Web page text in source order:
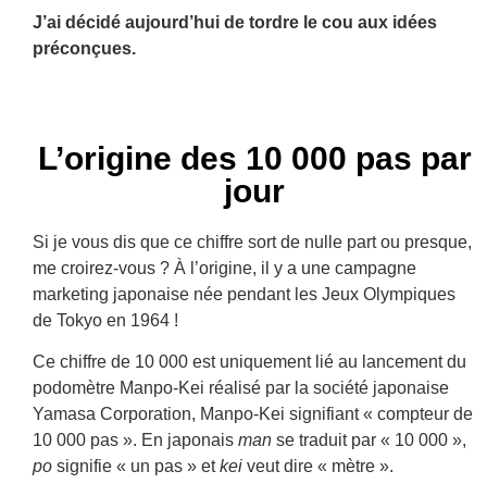
J’ai décidé aujourd’hui de tordre le cou aux idées
préconçues.
L’origine des 10 000 pas par
jour
Si je vous dis que ce chiffre sort de nulle part ou presque,
me croirez-vous ? À l’origine, il y a une campagne
marketing japonaise née pendant les Jeux Olympiques
de Tokyo en 1964 !
Ce chiffre de 10 000 est uniquement lié au lancement du
podomètre Manpo-Kei réalisé par la société japonaise
Yamasa Corporation, Manpo-Kei signifiant « compteur de
10 000 pas ». En japonais man se traduit par « 10 000 »,
po signifie « un pas » etkei veut dire « mètre ».